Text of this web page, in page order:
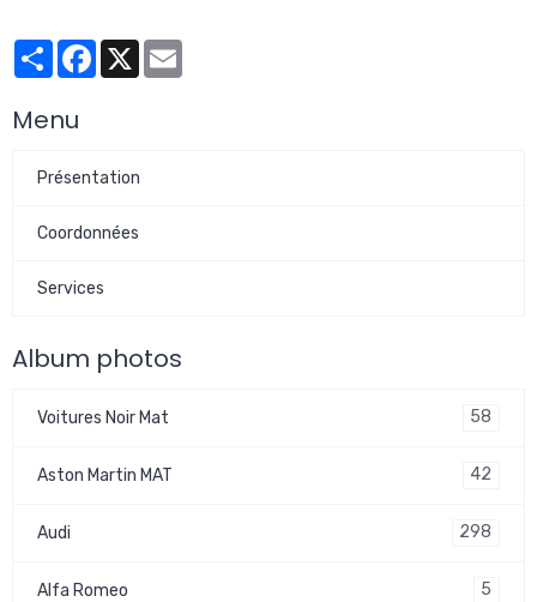
PartagerFacebook
X
Menu
Présentation
Coordonnées
Services
Album photos
Voitures Noir Mat 58
Aston Martin MAT 42
Audi 298
Alfa Romeo 5